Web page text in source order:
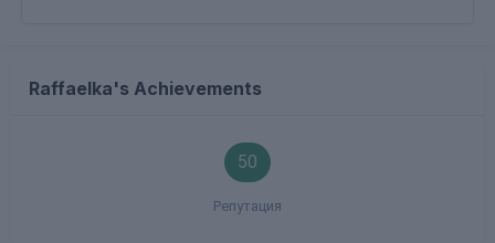
Raffaelka's Achievements
50
Репутация